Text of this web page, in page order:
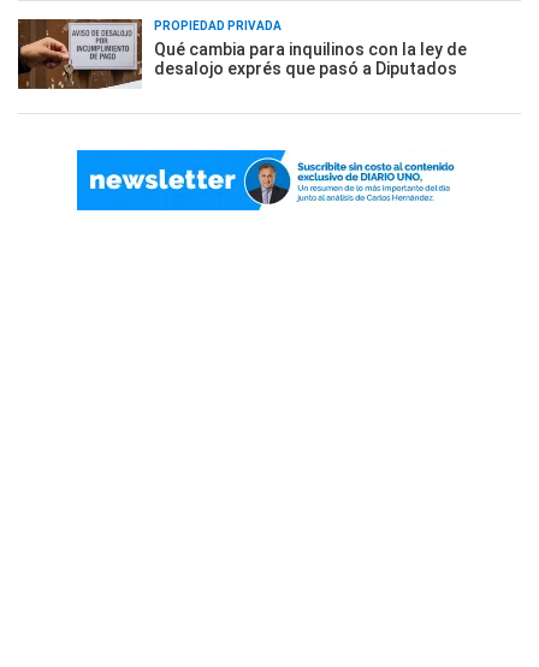
PROPIEDAD PRIVADA
Qué cambia para inquilinos con la ley de
desalojo exprés que pasó a Diputados